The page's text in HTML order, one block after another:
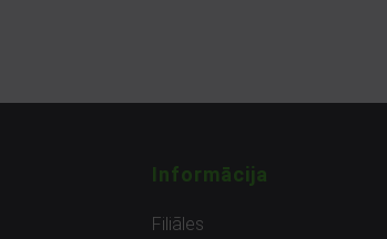
Informācija
Filiāles